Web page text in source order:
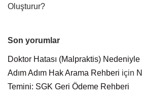
Oluşturur?
Son yorumlar
Doktor Hatası (Malpraktis) Nedeniyle
Adım Adım Hak Arama Rehberi için
Temini: SGK Geri Ödeme Rehberi